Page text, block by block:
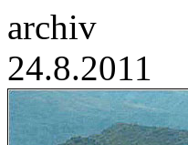
archiv
24.8.2011